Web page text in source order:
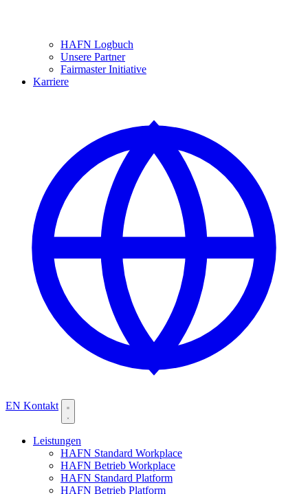
HAFN Logbuch
Unsere Partner
Fairmaster Initiative
Karriere
EN Kontakt
Leistungen
HAFN Standard Workplace
HAFN Betrieb Workplace
HAFN Standard Platform
HAFN Betrieb Platform